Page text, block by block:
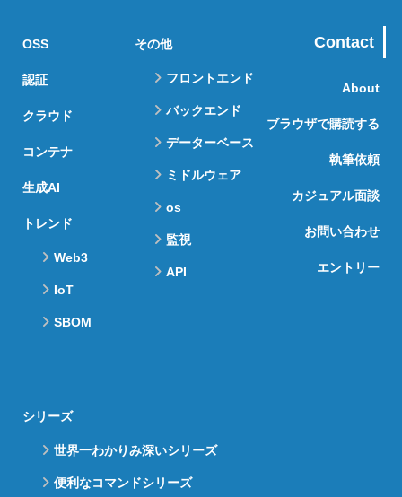
OSS
認証
クラウド
コンテナ
生成AI
トレンド
Web3
IoT
SBOM
その他
フロントエンド
バックエンド
データーベース
ミドルウェア
os
監視
API
シリーズ
世界一わかりみ深いシリーズ
便利なコマンドシリーズ
Contact
About
ブラウザで購読する
執筆依頼
カジュアル面談
お問い合わせ
エントリー